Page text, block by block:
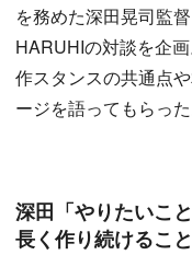
を務めた深田晃司監
HARUHIの対談を企
作スタンスの共通点
ージを語ってもらった
深田「やりたいこ
長く作り続けるこ